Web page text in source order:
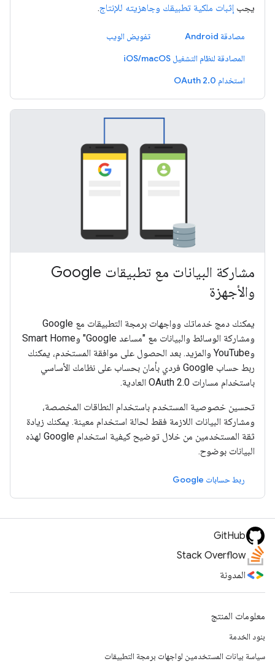
يجب إثبات ملكية تطبيقك وجاهزيته للإنتاج.
مصادقة Android
تفويض الويب
المصادقة لنظام التشغيل iOS/macOS
استخدام OAuth 2.0
مشاركة البيانات مع تطبيقات Google
والأجهزة
يمكنك دمج خدماتك وواجهات برمجة التطبيقات مع Google
ومشاركة الوسائط والبيانات مع "مساعد Google" وSmart Home
وYouTube والمزيد. بعد الحصول على موافقة المستخدم، يمكنك
ربط حساب Google فردي بأمان بحساب على نظامك الأساسي
باستخدام مسارات OAuth 2.0 العادية.
تحسين خصوصية المستخدم باستخدام النطاقات المخصصة،
ومشاركة البيانات اللازمة فقط لحالة استخدام معينة. يمكنك زيادة
ثقة المستخدمين من خلال توضيح كيفية استخدام Google لهذه
البيانات بوضوح.
ربط حسابات Google
GitHub
Stack Overflow
المدونة
معلومات المنتج
بنود الخدمة
سياسة بيانات المستخدمين لواجهات برمجة التطبيقات